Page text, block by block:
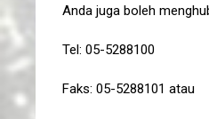
Anda juga boleh
Tel: 05-5288100
Faks: 05-5288101 atau